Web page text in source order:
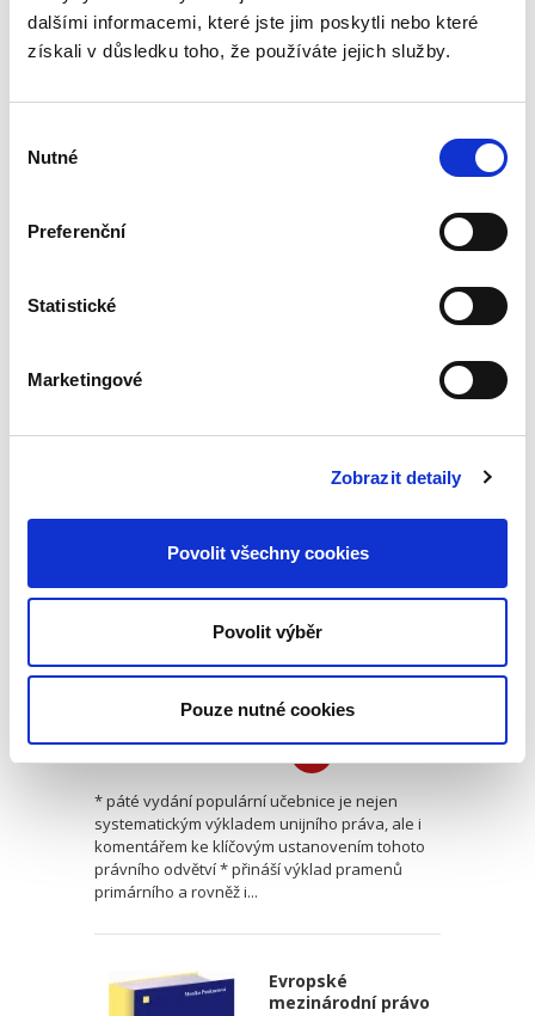
dalšími informacemi, které jste jim poskytli nebo které
získali v důsledku toho, že používáte jejich služby.
souhlasu
Nutné
Preferenční
Statistické
Marketingové
Zobrazit detaily
Povolit všechny cookies
Povolit výběr
Pouze nutné cookies
soukromého práva
Předkládaná publikace dvou vysokoškolských
práva je určená především studujícím
Evropské právo. 5.
Rainer Arnold,Jiří Zemánek
1 190,00 Kč
* páté vydání populární učebnice je nejen
systematickým výkladem unijního práva, ale i
komentářem ke klíčovým ustanovením tohoto
právního odvětví * přináší výklad pramenů
primárního a rovněž i...
Evropské
mezinárodní právo